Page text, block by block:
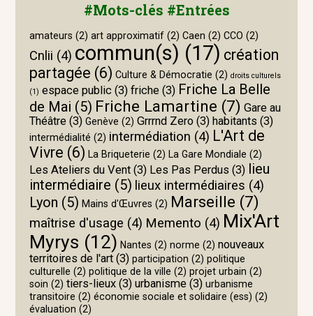
#Mots-clés #Entrées
amateurs (2) art approximatif (2) Caen (2) CCO (2)
Cnlii (4) commun(s) (17) création
partagée (6) Culture & Démocratie (2) droits culturels
(1) espace public (3) friche (3) Friche La Belle
de Mai (5) Friche Lamartine (7) Gare au
Théâtre (3) Genève (2) Grrrnd Zero (3) habitants (3)
intermédialité (2) intermédiation (4) L'Art de
Vivre (6) La Briqueterie (2) La Gare Mondiale (2)
Les Ateliers du Vent (3) Les Pas Perdus (3) lieu
intermédiaire (5) lieux intermédiaires (4)
Lyon (5) Mains d'Œuvres (2) Marseille (7)
maîtrise d'usage (4) Memento (4) Mix'Art
Myrys (12) Nantes (2) norme (2) nouveaux
territoires de l'art (3) participation (2) politique
culturelle (2) politique de la ville (2) projet urbain (2)
soin (2) tiers-lieux (3) urbanisme (3) urbanisme
transitoire (2) économie sociale et solidaire (ess) (2)
évaluation (2)